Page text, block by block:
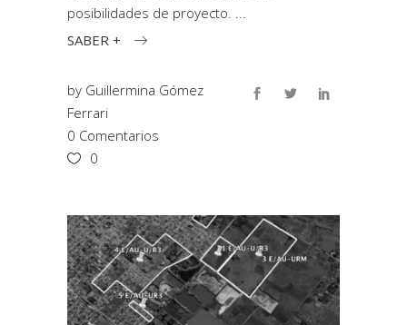
posibilidades de proyecto.
SABER +
by Guillermina Gómez
Ferrari
0 Comentarios
0